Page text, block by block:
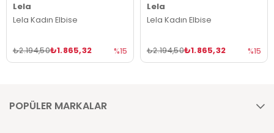
Lela
Lela Kadın Elbise
₺1.865,32
₺2.194,50 %15
Lela
Lela Kadın Elbise
₺1.865,32
₺2.194,50 %15
POPÜLER MARKALAR